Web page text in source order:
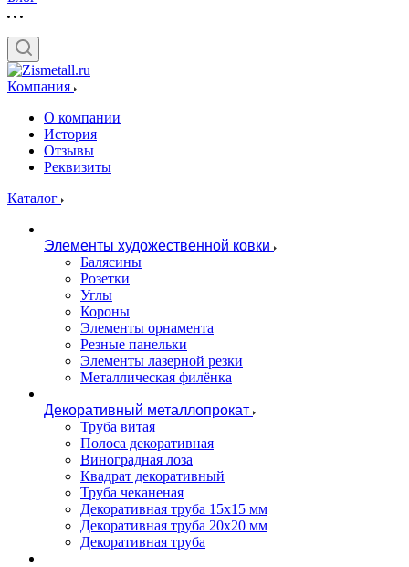
Компания
О компании
История
Отзывы
Реквизиты
Каталог
Элементы художественной ковки
Балясины
Розетки
Углы
Короны
Элементы орнамента
Резные панельки
Элементы лазерной резки
Металлическая филёнка
Декоративный металлопрокат
Труба витая
Полоса декоративная
Виноградная лоза
Квадрат декоративный
Труба чеканеная
Декоративная труба 15х15 мм
Декоративная труба 20х20 мм
Декоративная труба